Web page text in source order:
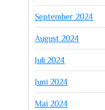
September 2024
August 2024
Juli 2024
Juni 2024
Mai 2024